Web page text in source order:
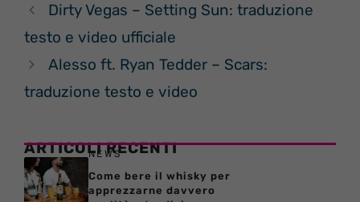
Dirty Vegas – Setting Sun: traduzione
testo e video ufficiale
Alesso ft. Ryan Tedder – Scars:
traduzione testo e video
ARTICOLI RECENTI
NEWS
Come bere il whisky per
apprezzarne davvero